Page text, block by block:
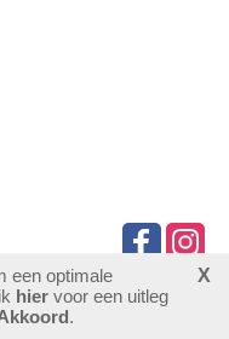
een optimale
hiervoor een uitleg
.
X